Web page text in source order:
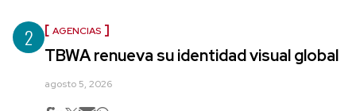
2 AGENCIAS
TBWA renueva su identidad visual global
agosto 5, 2026